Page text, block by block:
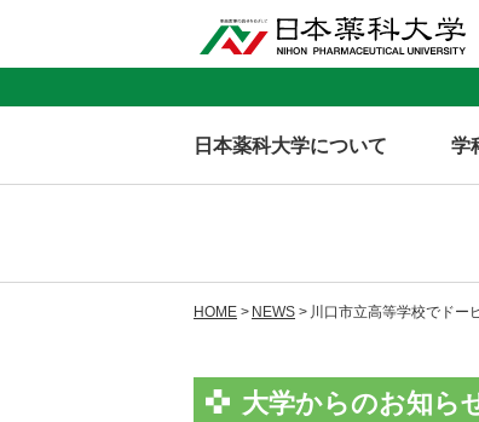
日本薬科大学について 学
HOME NEWS 川口市立高等学校でドー
大学からのお知ら